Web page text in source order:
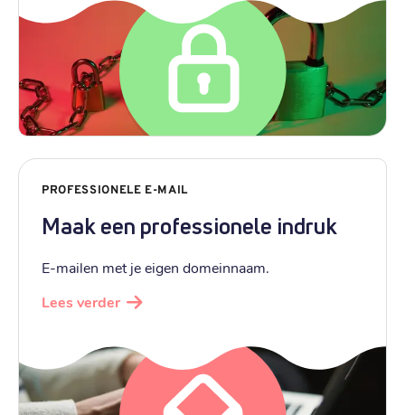
PROFESSIONELE E-MAIL
Maak een professionele indruk
E-mailen met je eigen domeinnaam.
Lees verder